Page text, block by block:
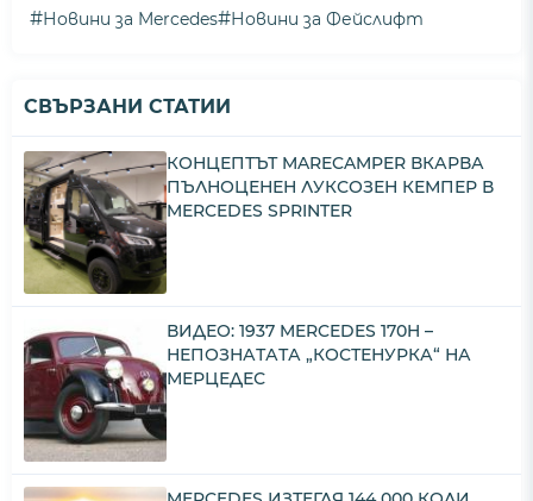
#Новини за Mercedes#Новини за Фейслифт
СВЪРЗАНИ СТАТИИ
КОНЦЕПТЪТ MARECAMPER ВКАРВА
ПЪЛНОЦЕНЕН ЛУКСОЗЕН КЕМПЕР В
MERCEDES SPRINTER
ВИДЕО: 1937 MERCEDES 170H –
НЕПОЗНАТАТА „КОСТЕНУРКА“ НА
МЕРЦЕДЕС